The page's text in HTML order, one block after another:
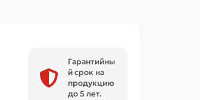
Гарантийны
й срок на
продукцию
до 5 лет.